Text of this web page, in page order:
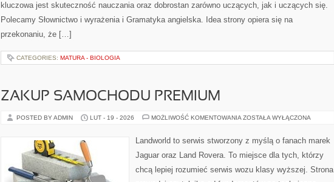
kluczowa jest skuteczność nauczania oraz dobrostan zarówno uczących, jak i uczących się.
Polecamy Słownictwo i wyrażenia i Gramatyka angielska. Idea strony opiera się na
przekonaniu, że […]
CATEGORIES: MATURA - BIOLOGIA
ZAKUP SAMOCHODU PREMIUM
POSTED BY ADMIN LUT - 19 - 2026 MOŻLIWOŚĆ KOMENTOWANIA ZAKUP
ZOSTAŁA WYŁĄCZONA
Landworld to serwis stworzony z myślą o fanach marek
Jaguar oraz Land Rovera. To miejsce dla tych, którzy
chcą lepiej rozumieć serwis wozu klasy wyższej. Strona